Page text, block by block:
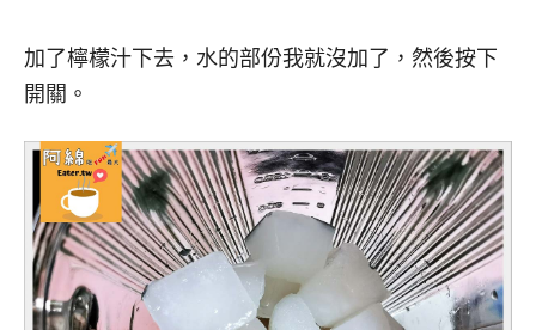
加了檸檬汁下去，水的部份我就沒加了，然後按下
開關。